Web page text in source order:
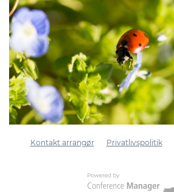
Kontakt arrangør Privatlivspolitik